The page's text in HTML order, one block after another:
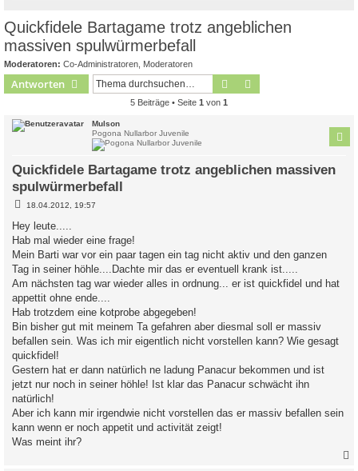
Quickfidele Bartagame trotz angeblichen
massiven spulwürmerbefall
Moderatoren: Co-Administratoren Moderatoren
Antworten Suche
5 Beiträge • Seite 1 von 1
Mulson
Pogona Nullarbor Juvenile
Quickfidele Bartagame trotz angeblichen massiven
spulwürmerbefall
B
t
r
a
g
18.04.2012, 19:57
Hey leute.....
Hab mal wieder eine frage!
Mein Barti war vor ein paar tagen ein tag nicht aktiv und den ganzen
Tag in seiner höhle....Dachte mir das er eventuell krank ist.....
Am nächsten tag war wieder alles in ordnung... er ist quickfidel und hat
appettit ohne ende....
Hab trotzdem eine kotprobe abgegeben!
Bin bisher gut mit meinem Ta gefahren aber diesmal soll er massiv
befallen sein. Was ich mir eigentlich nicht vorstellen kann? Wie gesagt
quickfidel!
Gestern hat er dann natürlich ne ladung Panacur bekommen und ist
jetzt nur noch in seiner höhle! Ist klar das Panacur schwächt ihn
natürlich!
Aber ich kann mir irgendwie nicht vorstellen das er massiv befallen sein
kann wenn er noch appetit und activität zeigt!
Was meint ihr?